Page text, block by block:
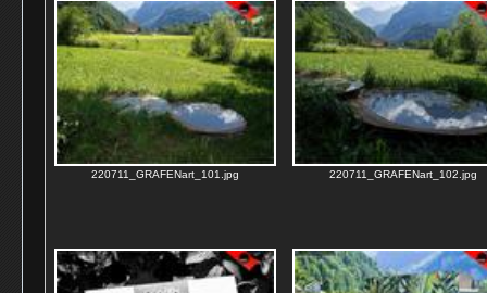
220711_GRAFENart_101.jpg 220711_GRAFENart_102.jpg